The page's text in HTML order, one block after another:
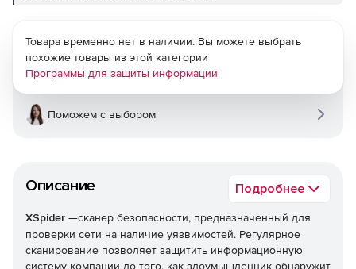
Описание Подробнее
XSpider —сканер безопасности, предназначенный для
проверки сети на наличие уязвимостей. Регулярное
сканирование позволяет защитить информационную
систему компании до того, как злоумышленник обнаружит
Товара временно нет в наличии. Вы можете выбрать
похожие товары из этой категории
Программы для защиты информации
Поможем с выбором